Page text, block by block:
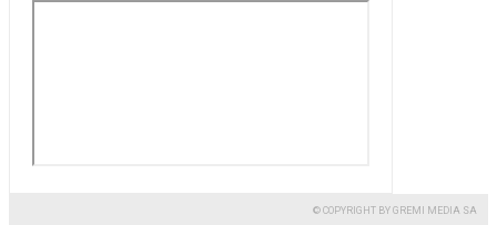
© COPYRIGHT BY GREMI MEDIA SA